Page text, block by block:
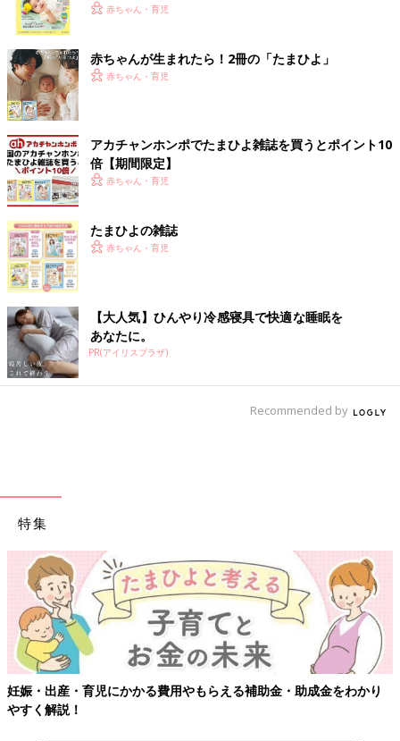
く！ おっぱい・ミルクの基本と夏のトラブル 解決テ
赤ちゃん・育児
赤ちゃんが生まれたら！2冊の「たまひよ」
赤ちゃん・育児
アカチャンホンポでたまひよ雑誌を買うとポイント10
倍【期間限定】
赤ちゃん・育児
たまひよの雑誌
赤ちゃん・育児
【大人気】ひんやり冷感寝具で快適な睡眠を
あなたに。
PR(アイリスプラザ)
Recommended by
特集
妊娠・出産・育児にかかる費用やもらえる補助金・助成金をわかり
やすく解説！